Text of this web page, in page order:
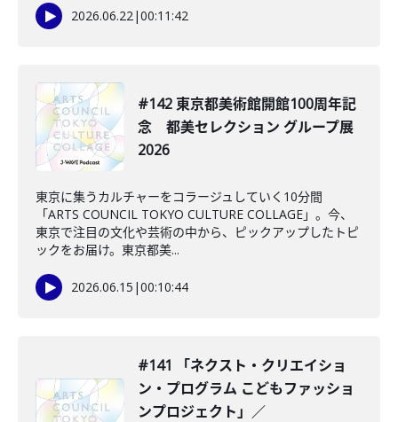
2026.06.22|00:11:42
#142 東京都美術館開館100周年記
念 都美セレクション グループ展
2026
東京に集うカルチャーをコラージュしていく10分間
「ARTS COUNCIL TOKYO CULTURE COLLAGE」。今、
東京で注目の文化や芸術の中から、ピックアップしたトピ
ックをお届け。東京都美...
2026.06.15 |00:10:44
#141 「ネクスト・クリエイショ
ン・プログラム こどもファッショ
ンプロジェクト」／